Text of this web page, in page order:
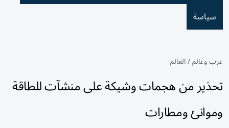
سياسة
عرب وعالم/العالم
تحذير من هجمات وشيكة على منشآت للطاقة
وموانئ ومطارات